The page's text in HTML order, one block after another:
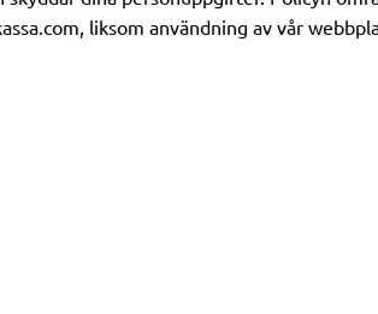
liksom användning av vår